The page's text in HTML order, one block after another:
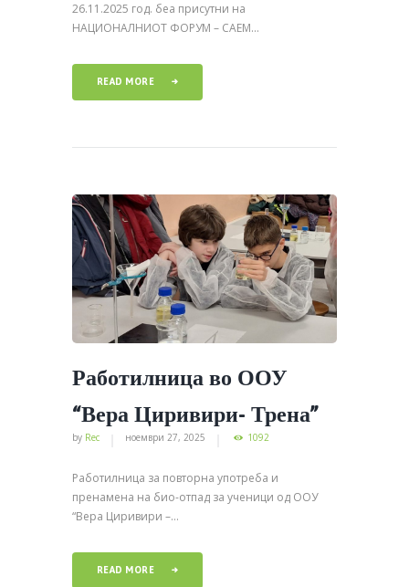
26.11.2025 год. беа присутни на
НАЦИОНАЛНИОТ ФОРУМ – САЕМ...
READ MORE
Работилница во ООУ
“Вера Циривири- Трена”
by Rec ноември 27, 2025 1092
Работилница за повторна употреба и
пренамена на био-отпад за ученици од ООУ
“Вера Циривири –...
READ MORE